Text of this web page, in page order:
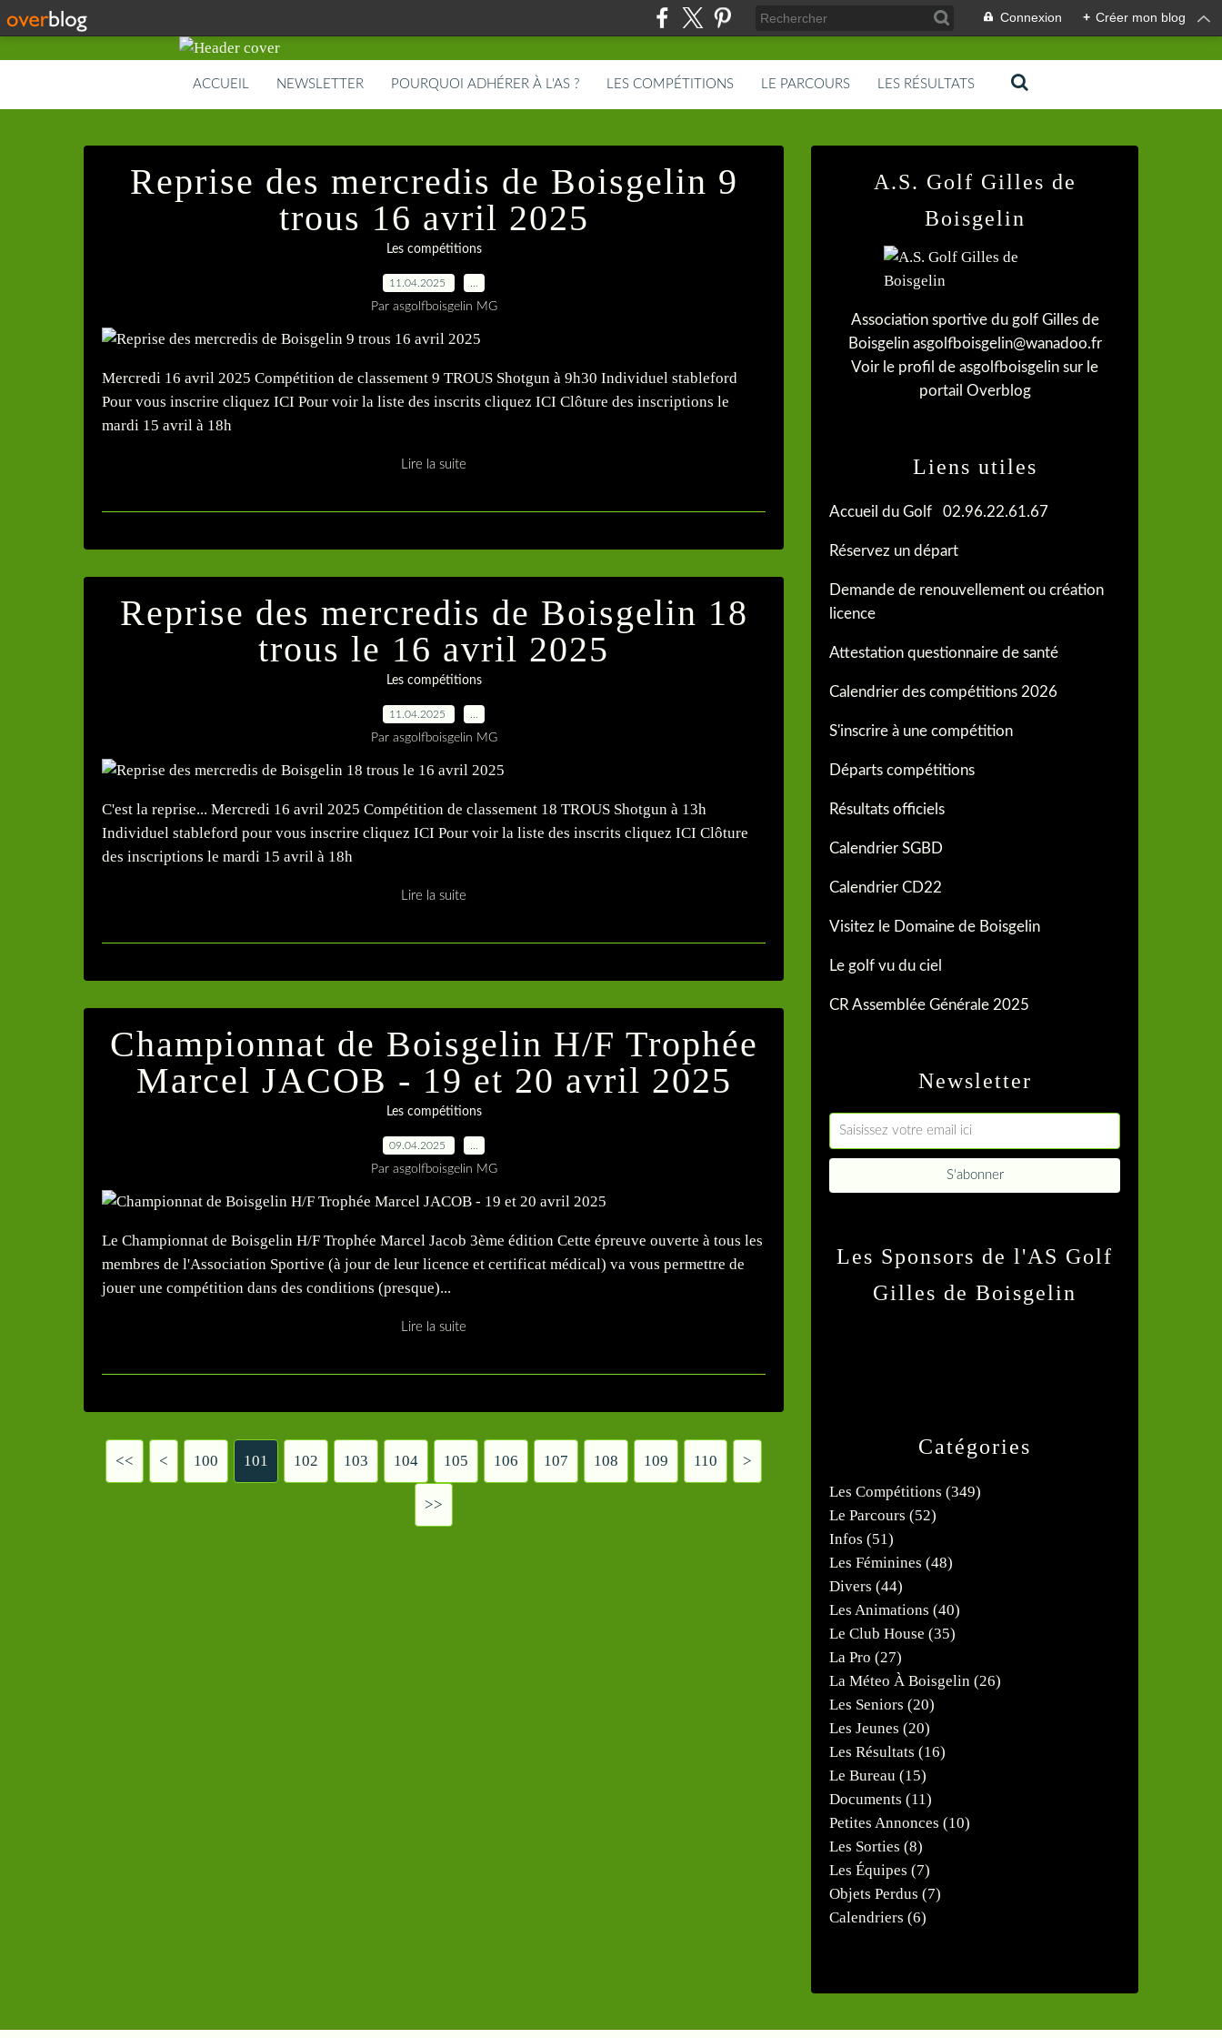
Connexion + Créer mon blog
ACCUEIL NEWSLETTER POURQUOI ADHÉRER À L'AS ? LES COMPÉTITIONS LE PARCOURS LES RÉSULTATS
Reprise des mercredis de Boisgelin 9
trous 16 avril 2025
Les compétitions
11.04.2025
Par asgolfboisgelin MG
Mercredi 16 avril 2025 Compétition de classement 9 TROUS Shotgun à 9h30 Individuel stableford
Pour vous inscrire cliquez ICI Pour voir la liste des inscrits cliquez ICI Clôture des inscriptions le
mardi 15 avril à 18h
Lire la suite
Reprise des mercredis de Boisgelin 18
trous le 16 avril 2025
Les compétitions
11.04.2025
Par asgolfboisgelin MG
C'est la reprise... Mercredi 16 avril 2025 Compétition de classement 18 TROUS Shotgun à 13h
Individuel stableford pour vous inscrire cliquez ICI Pour voir la liste des inscrits cliquez ICI Clôture
des inscriptions le mardi 15 avril à 18h
Lire la suite
Championnat de Boisgelin H/F Trophée
Marcel JACOB - 19 et 20 avril 2025
Les compétitions
09.04.2025
Par asgolfboisgelin MG
Le Championnat de Boisgelin H/F Trophée Marcel Jacob 3ème édition Cette épreuve ouverte à tous les
membres de l'Association Sportive (à jour de leur licence et certificat médical) va vous permettre de
jouer une compétition dans des conditions (presque)...
Lire la suite
<< < 100 101 102 103 104 105 106 107 108 109 110 120
130
140
150
160
170
180
190
200
>
>>
Newsletter
Catégories
Les Compétitions (349)
Le Parcours (52)
Infos (51)
Les Féminines (48)
Divers (44)
Les Animations (40)
Le Club House (35)
La Pro (27)
La Méteo À Boisgelin (26)
Les Seniors (20)
Les Jeunes (20)
Les Résultats (16)
Le Bureau (15)
Documents (11)
Petites Annonces (10)
Les Sorties (8)
Les Équipes (7)
Objets Perdus (7)
Calendriers (6)
A.S. Golf Gilles de
Boisgelin
Association sportive du golf Gilles de
Boisgelin asgolfboisgelin@wanadoo.fr
Voir le profil de asgolfboisgelin sur le
portail Overblog
Liens utiles
Accueil du Golf 02.96.22.61.67
Réservez un départ
Demande de renouvellement ou création
licence
Attestation questionnaire de santé
Calendrier des compétitions 2026
S'inscrire à une compétition
Départs compétitions
Résultats officiels
Calendrier SGBD
Calendrier CD22
Visitez le Domaine de Boisgelin
Le golf vu du ciel
CR Assemblée Générale 2025
Les Sponsors de l'AS Golf
Gilles de Boisgelin